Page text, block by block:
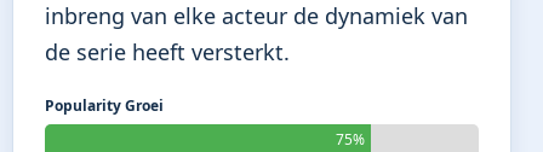
inbreng van elke acteur de dynamiek van
de serie heeft versterkt.
Popularity Groei
75%